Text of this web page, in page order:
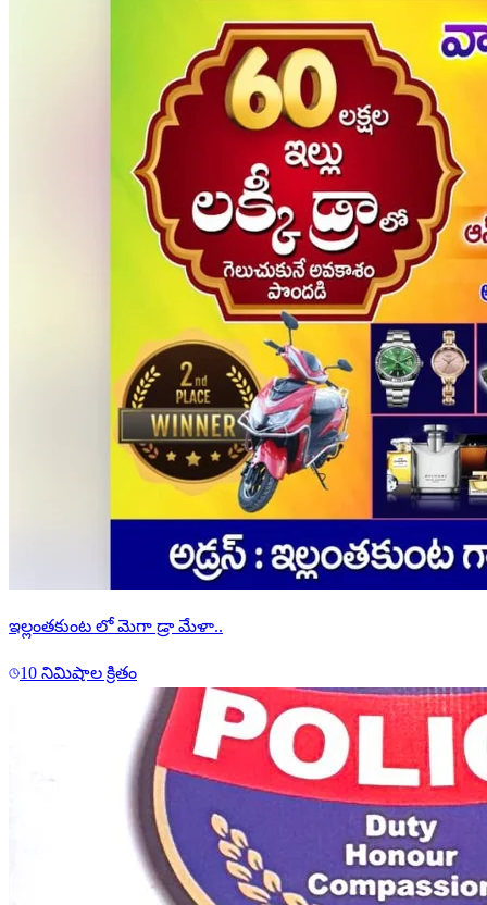
ఇల్లంతకుంట లో మెగా డ్రా మేళా..
10 నిమిషాల క్రితం